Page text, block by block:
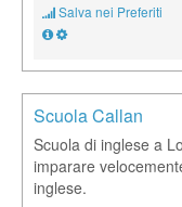
Salva nei Preferiti
Scuola Callan
Scuola di inglese a
imparare
inglese.